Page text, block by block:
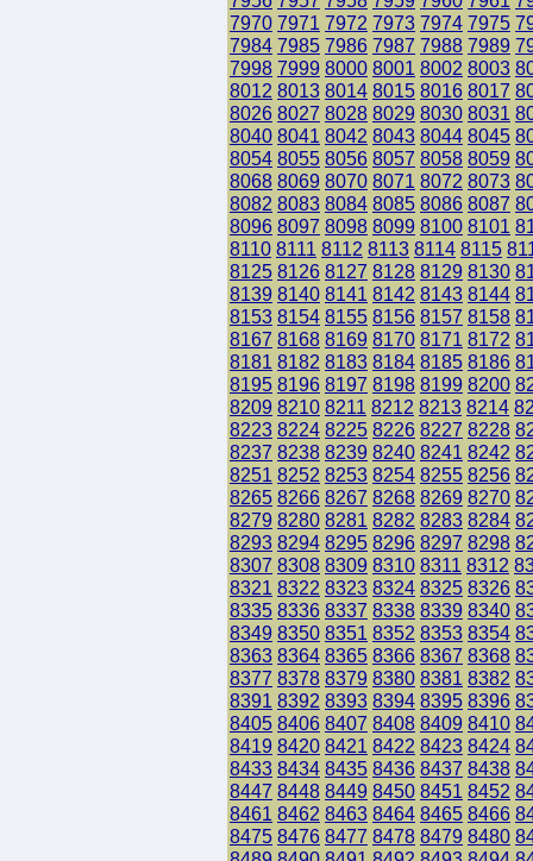
7970 7971 7972 7973 7974 7975
7984 7985 7986 7987 7988 7989
7998 7999 8000 8001 8002 8003
8012 8013 8014 8015 8016 8017
8026 8027 8028 8029 8030 8031
8040 8041 8042 8043 8044 8045
8054 8055 8056 8057 8058 8059
8068 8069 8070 8071 8072 8073
8082 8083 8084 8085 8086 8087
8096 8097 8098 8099 8100 8101
8110 8111 8112 8113 8114 8115
8125 8126 8127 8128 8129 8130
8139 8140 8141 8142 8143 8144
8153 8154 8155 8156 8157 8158
8167 8168 8169 8170 8171 8172
8181 8182 8183 8184 8185 8186
8195 8196 8197 8198 8199 8200
8209 8210 8211 8212 8213 8214
8223 8224 8225 8226 8227 8228
8237 8238 8239 8240 8241 8242
8251 8252 8253 8254 8255 8256
8265 8266 8267 8268 8269 8270
8279 8280 8281 8282 8283 8284
8293 8294 8295 8296 8297 8298
8307 8308 8309 8310 8311 8312
8321 8322 8323 8324 8325 8326
8335 8336 8337 8338 8339 8340
8349 8350 8351 8352 8353 8354
8363 8364 8365 8366 8367 8368
8377 8378 8379 8380 8381 8382
8391 8392 8393 8394 8395 8396
8405 8406 8407 8408 8409 8410
8419 8420 8421 8422 8423 8424
8433 8434 8435 8436 8437 8438
8447 8448 8449 8450 8451 8452
8461 8462 8463 8464 8465 8466
8475 8476 8477 8478 8479 8480